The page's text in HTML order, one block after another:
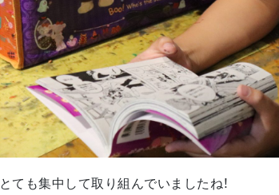
とても集中して取り組んでいましたね！